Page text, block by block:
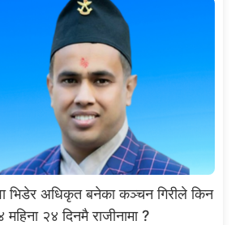
भिडेर अधिकृत बनेका कञ्चन गिरीले किन
महिना २४ दिनमै राजीनामा ?